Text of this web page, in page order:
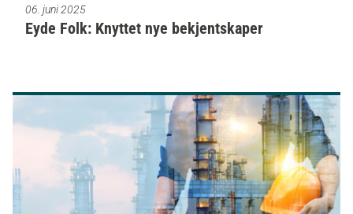
06. juni 2025
Eyde Folk: Knyttet nye bekjentskaper